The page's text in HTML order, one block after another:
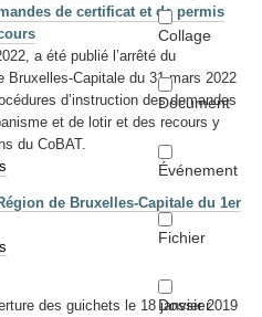
Collage
Document
Événement
Fichier
Dossier
de certificat et de permis
a été publié l’arrêté du
Bruxelles-Capitale du 31 mars 2022
d’instruction des demandes
et de lotir et des recours y
du CoBAT.
de Bruxelles-Capitale du 1er
des guichets le 18 janvier 2019